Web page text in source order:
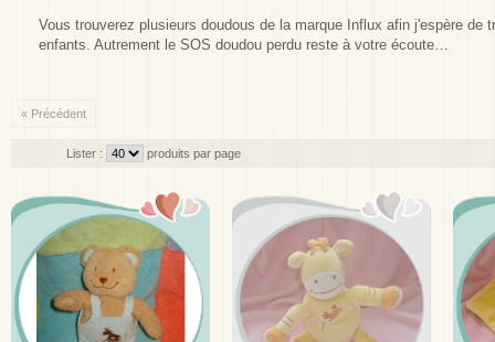
Vous trouverez plusieurs doudous de la marque Influx afin j'espère
enfants. Autrement le SOS doudou perdu reste à votre écoute…
« Précédent
Lister : produits par page